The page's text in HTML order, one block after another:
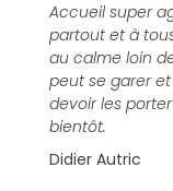
Accueil super
partout et à
au calme loin
peut se garer
devoir les
bientôt.
Didier Autric